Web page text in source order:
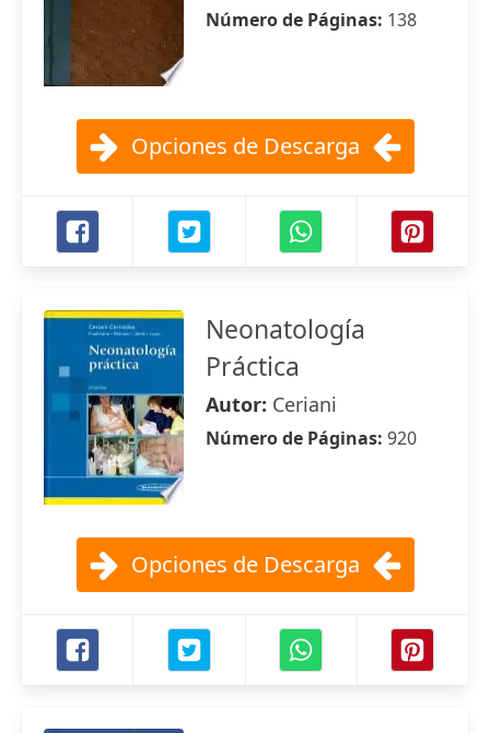
Número de Páginas: 138
Opciones de Descarga
Neonatología
Práctica
Autor: Ceriani
Número de Páginas: 920
Opciones de Descarga